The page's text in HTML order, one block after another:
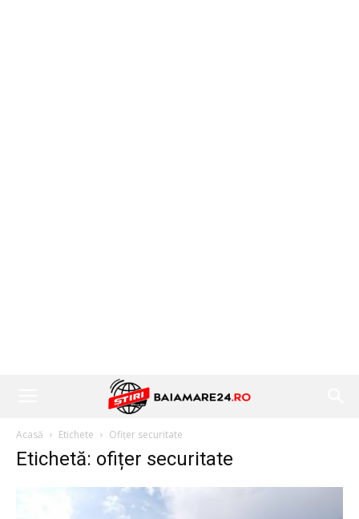
Acasă Etichete Ofițer securitate
Etichetă: ofițer securitate